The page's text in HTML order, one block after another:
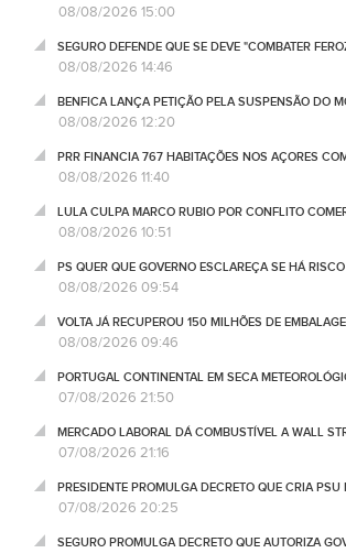
08/08/2026 15:00
SEGURO DEFENDE QUE SE DEVE "COMBATER
08/08/2026 14:46
BENFICA LANÇA PETIÇÃO PELA SUSPENSÃO DO
08/08/2026 12:20
PRR FINANCIA 767 HABITAÇÕES NOS AÇORES
08/08/2026 11:40
LULA CULPA MARCO RUBIO POR CONFLITO
08/08/2026 10:51
PS QUER QUE GOVERNO ESCLAREÇA SE HÁ
08/08/2026 09:54
VOLTA JÁ RECUPEROU 150 MILHÕES DE
08/08/2026 09:46
PORTUGAL CONTINENTAL EM SECA
07/08/2026 21:50
MERCADO LABORAL DÁ COMBUSTÍVEL A WALL
07/08/2026 21:16
PRESIDENTE PROMULGA DECRETO QUE CRIA
07/08/2026 20:25
SEGURO PROMULGA DECRETO QUE AUTORIZA